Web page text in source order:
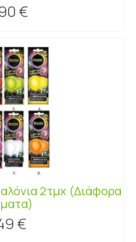
€
2τμχ (Διάφορα
€